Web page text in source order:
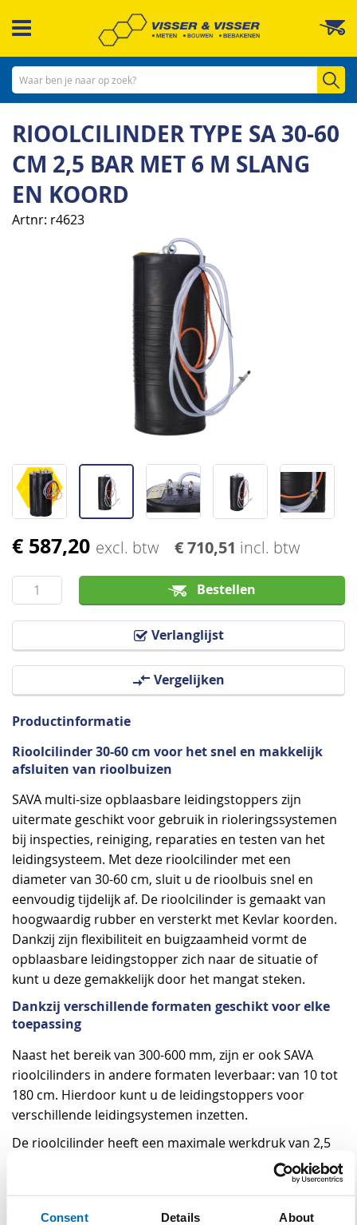
Consent Details About
naar
inhoud
RIOOLCILINDER TYPE SA 30-60
CM 2,5 BAR MET 6 M SLANG
EN KOORD
Artnr r4623
€ 587,20 excl. btw € 710,51 incl. btw
Bestellen
Verlanglijst
Vergelijken
Ga
het
begin
van
Productinformatie
Rioolcilinder 30-60 cm voor het snel en makkelijk
afsluiten van rioolbuizen
SAVA multi-size opblaasbare leidingstoppers zijn
uitermate geschikt voor gebruik in rioleringssystemen
bij inspecties, reiniging, reparaties en testen van het
leidingsysteem. Met deze rioolcilinder met een
diameter van 30-60 cm, sluit u de rioolbuis snel en
eenvoudig tijdelijk af. De rioolcilinder is gemaakt van
hoogwaardig rubber en versterkt met Kevlar koorden.
Dankzij zijn flexibiliteit en buigzaamheid vormt de
opblaasbare leidingstopper zich naar de situatie of
kunt u deze gemakkelijk door het mangat steken.
Dankzij verschillende formaten geschikt voor elke
toepassing
Naast het bereik van 300-600 mm, zijn er ook SAVA
rioolcilinders in andere formaten leverbaar: van 10 tot
180 cm. Hierdoor kunt u de leidingstoppers voor
verschillende leidingsystemen inzetten.
De rioolcilinder heeft een maximale werkdruk van 2,5
bar en wordt geleverd inclusief 6 meter vulslang en 6
Naast deze basis rioolcilinders zijn er ook speciale